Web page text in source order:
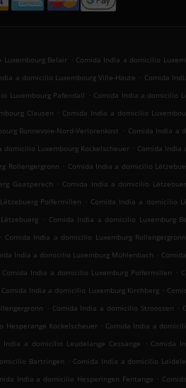
Belair . Comida India a domicilio
a domicilio Luxembourg Ville-Haute . Comida
Luxembourg Pafendall . Comida India a domicilio
Clausen . Comida India a domicilio
Bonnevoie-Nord-Verlorenkost . Comida India a
domicilio Luxembourg Kockelscheuer . Comida India
Rollengergronn . Comida India a domicilio
Gaasperech . Comida India a domicilio
Polfermillen . Comida India a domicilio
. Comida India a domicilio Luxemburg
. Comida India a domicilio Luxemburg Rollengergronn
India a domicilio Luxemburg Mühlenbach .
Comida India a domicilio Luxemburg Polfermillen .
Comida India a domicilio Luxemburg Kirchberg .
. Comida India a domicilio Stroossen .
Hesperange Kockelscheuer . Comida India a
India a domicilio Leudelange Cessange . Comida
Bartringen . Comida India a domicilio
India a domicilio Hesperingen Fentange .